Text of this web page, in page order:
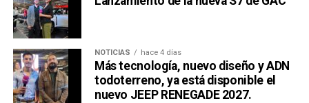
NOTICIAS hace 4 días
Más tecnología, nuevo diseño y ADN
todoterreno, ya está disponible el
nuevo JEEP RENEGADE 2027.